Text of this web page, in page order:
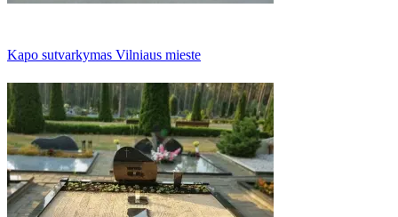
Kapo sutvarkymas Vilniaus mieste